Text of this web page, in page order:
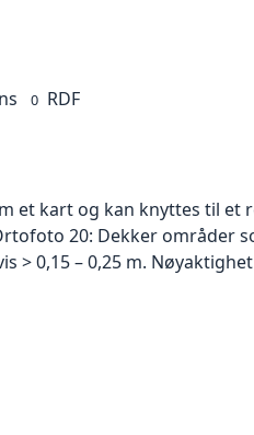
0 RDF
et kart og kan knyttes til
20: Dekker områder
> 0,15 – 0,25 m. Nøyaktighet